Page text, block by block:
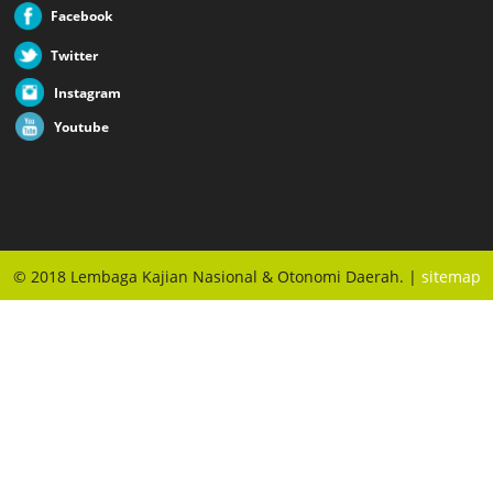
Facebook
Twitter
Instagram
Youtube
© 2018 Lembaga Kajian Nasional & Otonomi Daerah. | sitemap